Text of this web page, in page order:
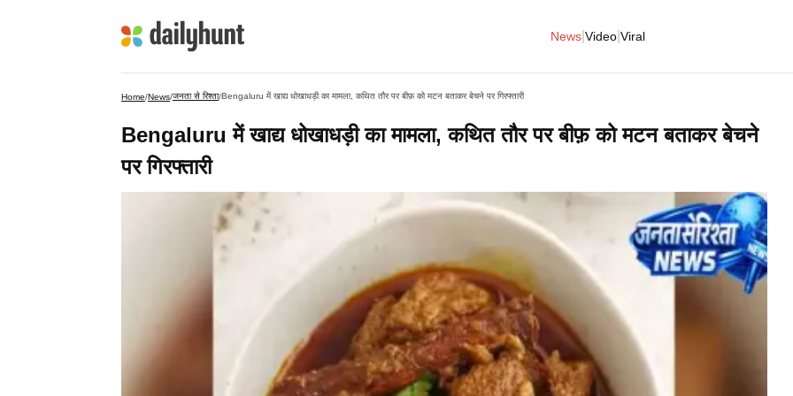
News Video Viral
Home/News/जनता से रिश्ता/Bengaluru में खाद्य धोखाधड़ी का मामला, कथित तौर पर बीफ़ को मटन बताकर बेचने पर गिरफ्तारी
Bengaluru में खाद्य धोखाधड़ी का मामला, कथित तौर पर बीफ़ को मटन बताकर बेचने
पर गिरफ्तारी